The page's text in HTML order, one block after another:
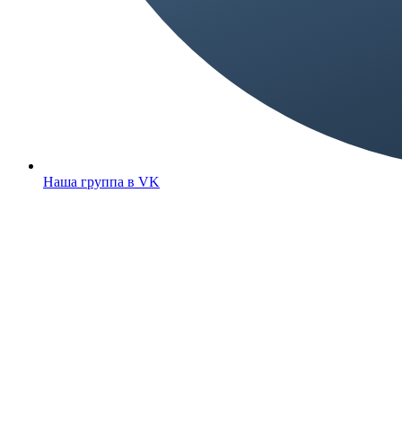
Наша группа в VK